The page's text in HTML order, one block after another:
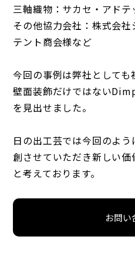
三軸織物：サカセ・アド
その他協力会社：株式会
テント商会様など
今回の事例は弊社としても
壁面装飾だけではない
を見出せました。
日の出工芸では今回のよ
創させていただき新しい
と考えております。
お問い